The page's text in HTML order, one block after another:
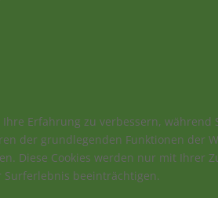
Ihre Erfahrung zu verbessern,
der grundlegenden Funktionen der
Diese Cookies werden nur mit Ihrer
Surferlebnis beeinträchtigen.